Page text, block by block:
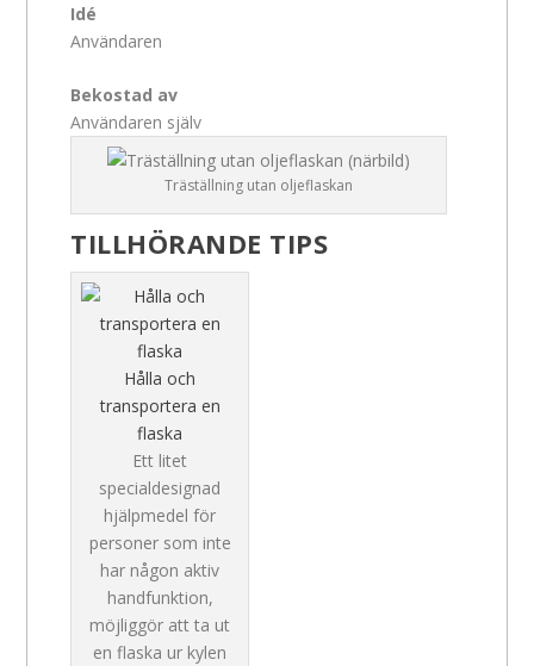
Idé
Användaren
Bekostad av
Användaren själv
Träställning utan oljeflaskan
TILLHÖRANDE TIPS
Hålla och
transportera en
flaska
Ett litet
specialdesignad
hjälpmedel för
personer som inte
har någon aktiv
handfunktion,
möjliggör att ta ut
en flaska ur kylen